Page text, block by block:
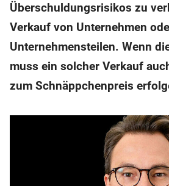
Überschuldungsrisikos zu
Verkauf von Unternehmen
Unternehmensteilen. Wenn
muss ein solcher Verkauf
zum Schnäppchenpreis